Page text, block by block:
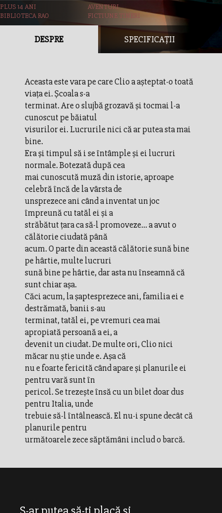
PLUS 14 ANI
AVENTURI
BIBLIOTECA RAO
FICTIUNE TINERI
DESPRE SPECIFICAȚII
Aceasta este vara pe care Clio a aşteptat-o toată
viaţa ei. Şcoala s-a
terminat. Are o slujbă grozavă şi tocmai l-a
cunoscut pe băiatul
visurilor ei. Lucrurile nici că ar putea sta mai
bine.
Era şi timpul să i se întâmple şi ei lucruri
normale. Botezată după cea
mai cunoscută muză din istorie, aproape
celebră încă de la vârsta de
unsprezece ani când a inventat un joc
împreună cu tatăl ei şi a
străbătut ţara ca să-l promoveze... a avut o
călătorie ciudată până
acum. O parte din această călătorie sună bine
pe hârtie, multe lucruri
sună bine pe hârtie, dar asta nu înseamnă că
sunt chiar aşa.
Căci acum, la şaptesprezece ani, familia ei e
destrămată, banii s-au
terminat, tatăl ei, pe vremuri cea mai
apropiată persoană a ei, a
devenit un ciudat. De multe ori, Clio nici
măcar nu ştie unde e. Aşa că
nu e foarte fericită când apare şi planurile ei
pentru vară sunt în
pericol. Se trezeşte însă cu un bilet doar dus
pentru Italia, unde
trebuie să-l întâlnească. El nu-i spune decât că
planurile pentru
următoarele zece săptămâni includ o barcă.